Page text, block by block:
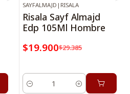
-32%OFF
SAYFALMAJD | RISALA
Risala Sayf Almajd
Edp 105Ml Hombre
$19.900$29.385
Cantidad